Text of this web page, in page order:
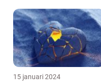
normer o...
15 januari 2024